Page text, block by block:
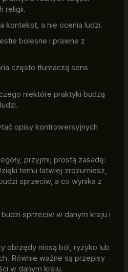
religii.
kontekst, a nie ocenia ludzi.
bolesne i prawne z
często tłumaczą sens
niektóre praktyki budzą
opisy kontrowersyjnych
przyjmij prostą zasadę:
temu łatwiej zrozumiesz,
sprzeciw, a co wynika z
sprzeciw w danym kraju i
obrzędy niosą ból, ryzyko lub
Równie ważne są przepisy
w danym kraju.